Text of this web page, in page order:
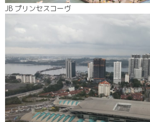
JB プリンセスコーヴ